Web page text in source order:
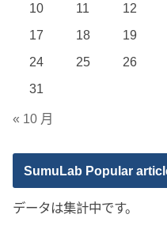
10
11 12
17
18 19
24
25 26
31
« 10 月
SumuLab Popular
データは集計中です。